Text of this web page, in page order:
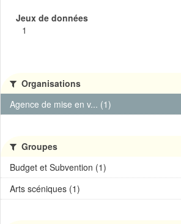
Jeux de données
1
Organisations
Agence de mise en v... (1)
Groupes
Budget et Subvention (1)
Arts scéniques (1)